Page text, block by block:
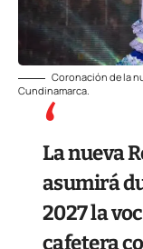
Coronación de la
Cundinamarca.
La nueva
asumirá
2027 la
cafetera